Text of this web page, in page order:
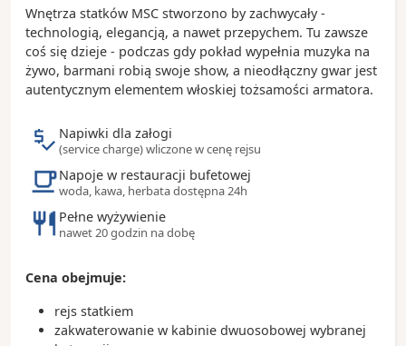
Zobacz koniecznie:
- Koloseum, które w starożytności było areną do
walk gladiatorów
- Fontanna di Trevi - to tu kąpali się bohaterowie
filmu „Słodkie życie”
- Schody Hiszpańskie, nawiązanie do nich
znajdziemy na statku Costa Smeralda
Ciekawostki:
- Rzym położony jest na siedmiu wzgórzach i
nazywany jest Wiecznym Miastem
- Watykan znajdujący się w obrębie Rzymu jest
- pieniądze wrzucane do Fontanny di Trevi
około 1,5 miliona euro)
- najlepsze lody w Rzymie serwuje Bar Giolitti
Wnętrza statków MSC stworzono by zachwycały -
technologią, elegancją, a nawet przepychem. Tu zawsze
coś się dzieje - podczas gdy pokład wypełnia muzyka na
żywo, barmani robią swoje show, a nieodłączny gwar jest
autentycznym elementem włoskiej tożsamości armatora.
Napiwki dla załogi
(service charge) wliczone w cenę rejsu
Napoje w restauracji bufetowej
woda, kawa, herbata dostępna 24h
Pełne wyżywienie
nawet 20 godzin na dobę
Cena obejmuje:
rejs statkiem
zakwaterowanie w kabinie dwuosobowej wybranej